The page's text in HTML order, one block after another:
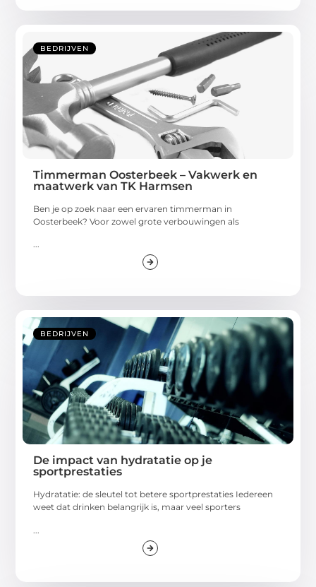
BEDRIJVEN
Timmerman Oosterbeek – Vakwerk en
maatwerk van TK Harmsen
Ben je op zoek naar een ervaren timmerman in
Oosterbeek? Voor zowel grote verbouwingen als
...
BEDRIJVEN
De impact van hydratatie op je
sportprestaties
Hydratatie: de sleutel tot betere sportprestaties Iedereen
weet dat drinken belangrijk is, maar veel sporters